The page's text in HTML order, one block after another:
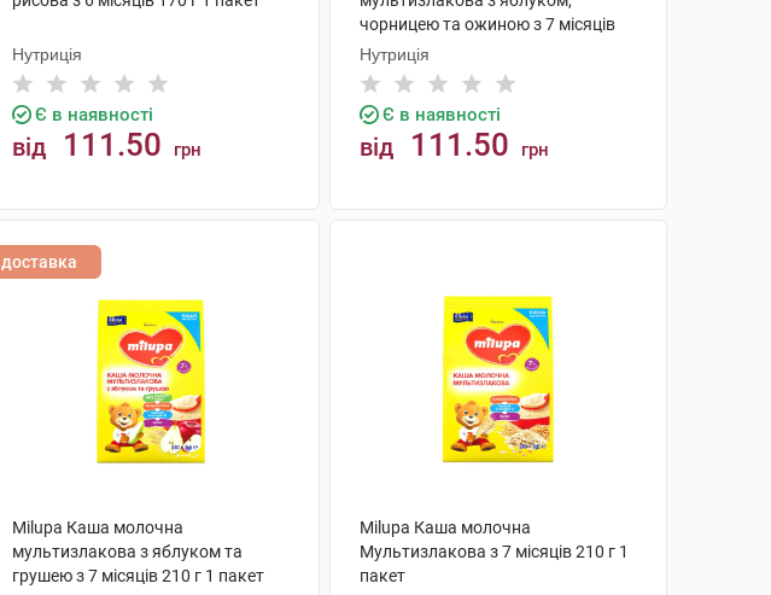
Нутриція
Є в наявності
від 111.50 грн
чорницею та ожиною з 7 місяців
170 г 1 пакет
Нутриція
Є в наявності
від 111.50 грн
доставка
Milupa Каша молочна
мультизлакова з яблуком та
грушею з 7 місяців 210 г 1 пакет
Milupa Каша молочна
Мультизлакова з 7 місяців 210 г 1
пакет